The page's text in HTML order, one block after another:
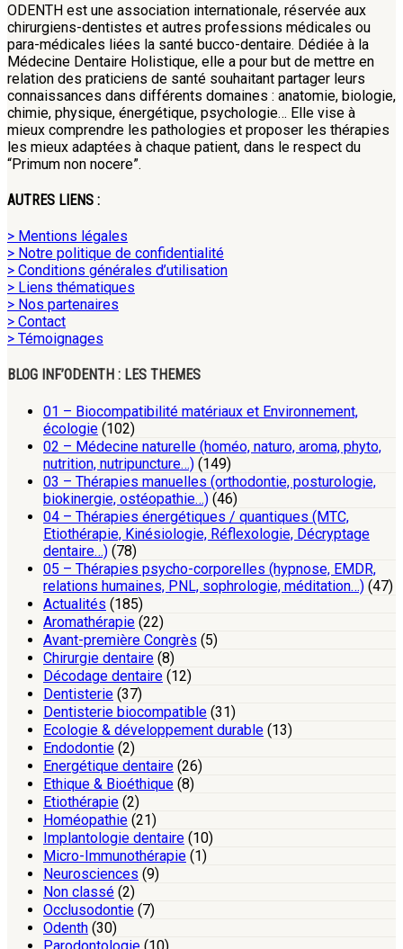
ODENTH est une association internationale, réservée aux
chirurgiens-dentistes et autres professions médicales ou
para-médicales liées la santé bucco-dentaire. Dédiée à la
Médecine Dentaire Holistique, elle a pour but de mettre en
relation des praticiens de santé souhaitant partager leurs
connaissances dans différents domaines : anatomie, biologie,
chimie, physique, énergétique, psychologie… Elle vise à
mieux comprendre les pathologies et proposer les thérapies
les mieux adaptées à chaque patient, dans le respect du
“Primum non nocere”.
AUTRES LIENS :
> Mentions légales
> Notre politique de confidentialité
> Conditions générales d’utilisation
> Liens thématiques
> Nos partenaires
> Contact
> Témoignages
BLOG INF’ODENTH : LES THEMES
01 – Biocompatibilité matériaux et Environnement,
écologie (102)
02 – Médecine naturelle (homéo, naturo, aroma, phyto,
nutrition, nutripuncture…) (149)
03 – Thérapies manuelles (orthodontie, posturologie,
biokinergie, ostéopathie…) (46)
04 – Thérapies énergétiques / quantiques (MTC,
Etiothérapie, Kinésiologie, Réflexologie, Décryptage
dentaire…) (78)
05 – Thérapies psycho-corporelles (hypnose, EMDR,
relations humaines, PNL, sophrologie, méditation…) (47)
Actualités (185)
Aromathérapie (22)
Avant-première Congrès (5)
Chirurgie dentaire (8)
Décodage dentaire (12)
Dentisterie (37)
Dentisterie biocompatible (31)
Ecologie & développement durable (13)
Endodontie (2)
Energétique dentaire (26)
Ethique & Bioéthique (8)
Etiothérapie (2)
Homéopathie (21)
Implantologie dentaire (10)
Micro-Immunothérapie (1)
Neurosciences (9)
Non classé (2)
Occlusodontie (7)
Odenth (30)
Parodontologie (10)